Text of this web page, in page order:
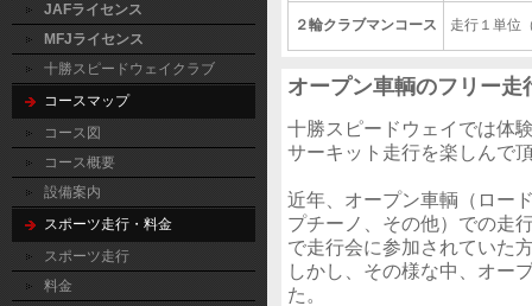
JAFライセンス
MFJライセンス
十勝スピードウェイクラブ
コースマップ
コース図
コース概要
設備案内
スポーツ走行・料金
スポーツ走行
料金
２輪クラブマンコース 走行１単位
オープン車輌のフリー走
十勝スピードウェイでは体
サーキット走行を楽しんで
近年、オープン車輌（ロー
プチーノ、その他）での走
で走行会に参加されていた
しかし、その様な中、オー
た。